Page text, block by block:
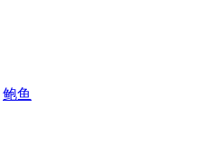
鲍鱼